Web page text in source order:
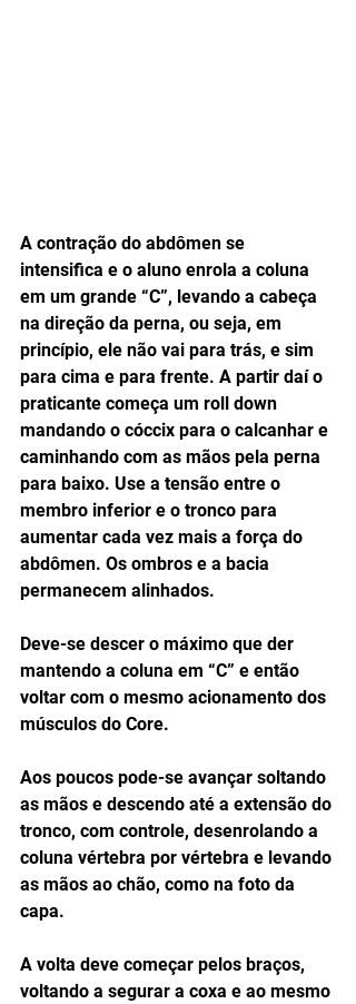
A contração do abdômen se
intensifica e o aluno enrola a coluna
em um grande “C”, levando a cabeça
na direção da perna, ou seja, em
princípio, ele não vai para trás, e sim
para cima e para frente. A partir daí o
praticante começa um roll down
mandando o cóccix para o calcanhar e
caminhando com as mãos pela perna
para baixo. Use a tensão entre o
membro inferior e o tronco para
aumentar cada vez mais a força do
abdômen. Os ombros e a bacia
permanecem alinhados.
Deve-se descer o máximo que der
mantendo a coluna em “C” e então
voltar com o mesmo acionamento dos
músculos do Core.
Aos poucos pode-se avançar soltando
as mãos e descendo até a extensão do
tronco, com controle, desenrolando a
coluna vértebra por vértebra e levando
as mãos ao chão, como na foto da
capa.
A volta deve começar pelos braços,
voltando a segurar a coxa e ao mesmo